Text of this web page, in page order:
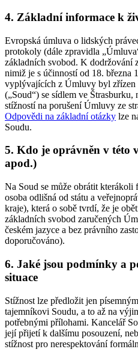
4. Základní informace k
Evropská úmluva o lidských
protokoly (dále zpravidla
základních svobod. K dodržování
nimiž je s účinností od 18. března
vyplývajících z Úmluvy byl zřízen
(„Soud“) se sídlem ve Štrasburku,
stížností na porušení Úmluvy ze
Odpovědi na základní otázky lze
Soudu.
5. Kdo je oprávněn v této
apod.)
Na Soud se může obrátit
osoba odlišná od státu a
kraje), která o sobě tvrdí, že je
základních svobod zaručených
českém jazyce a bez právního
doporučováno).
6. Jaké jsou podmínky a
situace
Stížnost lze předložit jen
tajemníkovi Soudu, a to až na
potřebnými přílohami. Kancelář
její přijetí k dalšímu posouzení,
stížnost pro nerespektování